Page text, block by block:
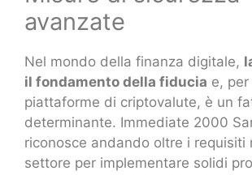
avanzate
Nel mondo della finanza digitale,
il fondamento della fiducia e, per
piattaforme di criptovalute, è un
determinante. Immediate 2000
riconosce andando oltre i requisiti
settore per implementare solidi